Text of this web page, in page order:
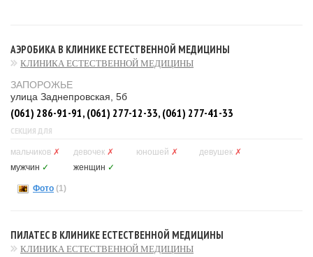
АЭРОБИКА В КЛИНИКЕ ЕСТЕСТВЕННОЙ МЕДИЦИНЫ
КЛИНИКА ЕСТЕСТВЕННОЙ МЕДИЦИНЫ
ЗАПОРОЖЬЕ
улица Заднепровская, 5б
(061) 286-91-91, (061) 277-12-33, (061) 277-41-33
СЕКЦИЯ ДЛЯ
мальчиков ✗ девочек ✗ юношей ✗ девушек ✗
мужчин ✓ женщин ✓
Фото (1)
ПИЛАТЕС В КЛИНИКЕ ЕСТЕСТВЕННОЙ МЕДИЦИНЫ
КЛИНИКА ЕСТЕСТВЕННОЙ МЕДИЦИНЫ